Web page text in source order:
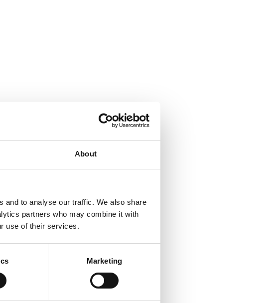
About
and to analyse our traffic. We also share
partners who may combine it with
use of their services.
Marketing